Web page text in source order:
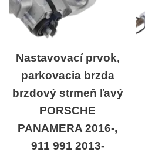
Nastavovací prvok,
parkovacia brzda
brzdový strmeň ľavý
PORSCHE
PANAMERA 2016-,
911 991 2013-